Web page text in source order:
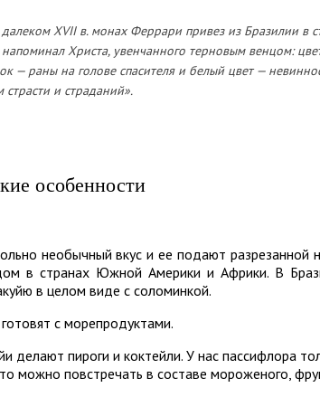
XVII в. монах Феррари привез из Бразилии в
Христа, увенчанного терновым венцом:
— раны на голове спасителя и белый цвет —
страсти и страданий».
особенности
необычный вкус и ее подают разрезанной
в странах Южной Америки и Африки. В
в целом виде с соломинкой.
с морепродуктами.
делают пироги и коктейли. У нас пассифлора
можно повстречать в составе мороженого,